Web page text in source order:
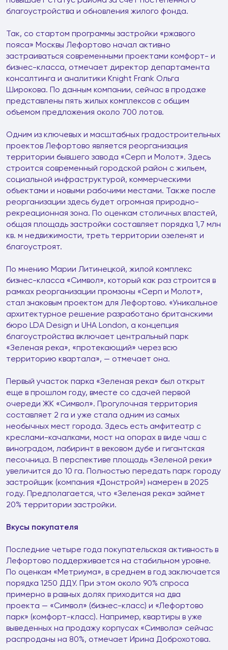
благоустройства и обновления жилого фонда.
Так, со стартом программы застройки «ржавого
пояса» Москвы Лефортово начал активно
застраиваться современными проектами комфорт- и
бизнес-класса, отмечает директор департамента
консалтинга и аналитики Knight Frank Ольга
Широкова. По данным компании, сейчас в продаже
представлены пять жилых комплексов с общим
объемом предложения около 700 лотов.
Одним из ключевых и масштабных градостроительных
проектов Лефортово является реорганизация
территории бывшего завода «Серп и Молот». Здесь
строится современный городской район с жильем,
социальной инфраструктурой, коммерческими
объектами и новыми рабочими местами. Также после
реорганизации здесь будет огромная природно-
рекреационная зона. По оценкам столичных властей,
общая площадь застройки составляет порядка 1,7 млн
кв. м недвижимости, треть территории озеленят и
благоустроят.
По мнению Марии Литинецкой, жилой комплекс
бизнес-класса «Символ», который как раз строится в
рамках реорганизации промзоны «Серп и Молот»,
стал знаковым проектом для Лефортово. «Уникальное
архитектурное решение разработано британскими
бюро LDA Design и UHA London, а концепция
благоустройства включает центральный парк
«Зеленая река», «протекающий» через всю
территорию квартала», — отмечает она.
Первый участок парка «Зеленая река» был открыт
еще в прошлом году, вместе со сдачей первой
очереди ЖК «Символ». Прогулочная территория
составляет 2 га и уже стала одним из самых
необычных мест города. Здесь есть амфитеатр с
креслами-качалками, мост на опорах в виде чаш с
виноградом, лабиринт в вековом дубе и гигантская
песочница. В перспективе площадь «Зеленой реки»
увеличится до 10 га. Полностью передать парк городу
застройщик (компания «Донстрой») намерен в 2025
году. Предполагается, что «Зеленая река» займет
20% территории застройки.
Вкусы покупателя
Последние четыре года покупательская активность в
Лефортово поддерживается на стабильном уровне.
По оценкам «Метриума», в среднем в год заключается
порядка 1250 ДДУ. При этом около 90% спроса
примерно в равных долях приходится на два
проекта — «Символ» (бизнес-класс) и «Лефортово
парк» (комфорт-класс). Например, квартиры в уже
выведенных на продажу корпусах «Символа» сейчас
распроданы на 80%, отмечает Ирина Доброхотова.